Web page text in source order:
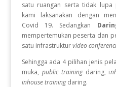
satu ruangan serta tidak lupa
kami laksanakan dengan
Covid 19. Sedangkan
mempertemukan peserta dan
satu infrastrukturvideo
Sehingga ada 4 pilihan jenis
muka, public trainingdaring, i
inhouse trainingdaring.